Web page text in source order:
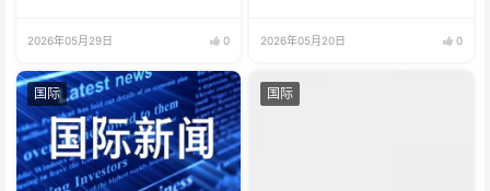
2026年05月29日 0 2026年05月20日 0
国际 国际